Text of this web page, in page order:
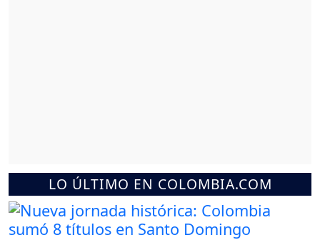
LO ÚLTIMO EN COLOMBIA.COM